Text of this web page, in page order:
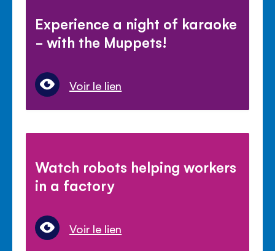
Experience a night of karaoke
- with the Muppets!
Voir le lien
Watch robots helping workers
in a factory
Voir le lien